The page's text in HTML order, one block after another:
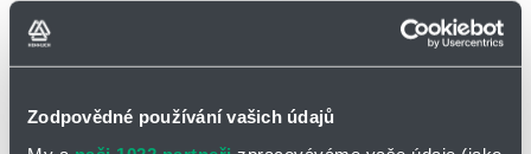
Zodpovědné používání vašich údajů
Uvedené ceny jsou bez DPH a bez nákladů na dopravu a
balení:
500 Kč - komponenty zasílané na paletě